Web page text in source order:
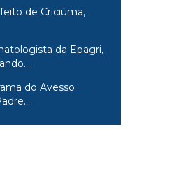
de Criciúma,
da Epagri,
do Avesso